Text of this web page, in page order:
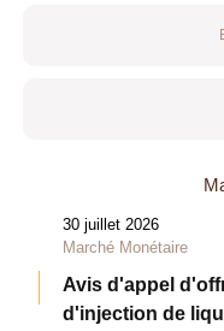
30 juillet 2026
Marché Monétaire
Avis d'appel
d'injection de